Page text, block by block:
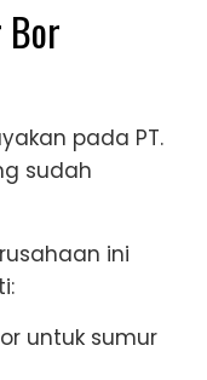
Bor
pada PT.
sudah
ini
untuk sumur